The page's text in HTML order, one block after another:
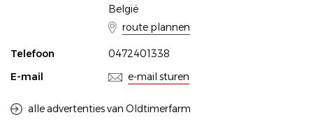
België
route plannen
Telefoon
0472401338
E-mail
e-mail sturen
alle advertenties van Oldtimerfarm